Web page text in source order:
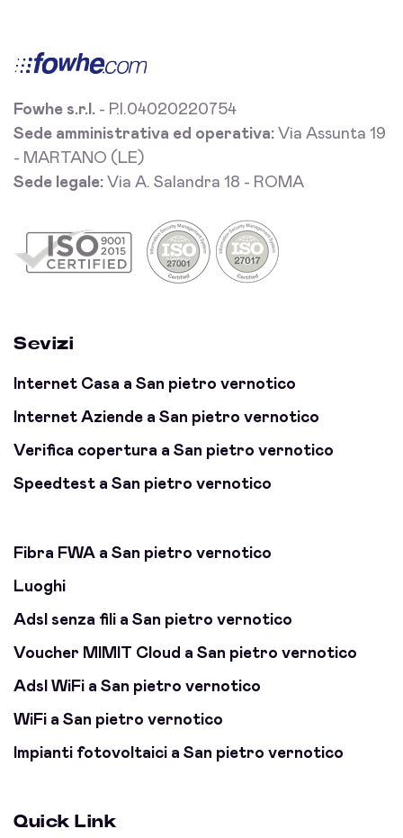
Fowhe s.r.l. - P.I.04020220754
Sede amministrativa ed operativa: Via Assunta 19
- MARTANO (LE)
Sede legale: Via A. Salandra 18 - ROMA
Sevizi
Internet Casa a San pietro vernotico
Internet Aziende a San pietro vernotico
Verifica copertura a San pietro vernotico
Speedtest a San pietro vernotico
Fibra FWA a San pietro vernotico
Luoghi
Adsl senza fili a San pietro vernotico
Voucher MIMIT Cloud a San pietro vernotico
Adsl WiFi a San pietro vernotico
WiFi a San pietro vernotico
Impianti fotovoltaici a San pietro vernotico
Quick Link